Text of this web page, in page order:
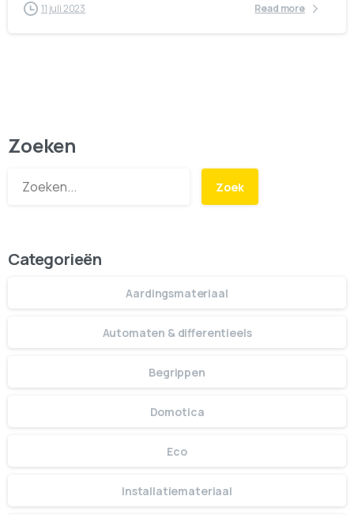
11 juli 2023 Read more
Zoeken
Zoek
Categorieën
Aardingsmateriaal
Automaten & differentieels
Begrippen
Domotica
Eco
Installatiemateriaal